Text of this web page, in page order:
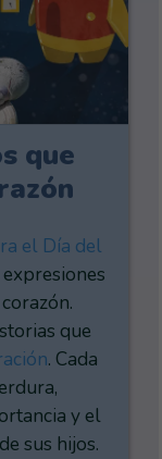
que
el Día del
que
. Cada
y el
sus hijos.